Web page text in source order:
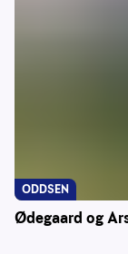
Ødegaard og
ODDSEN